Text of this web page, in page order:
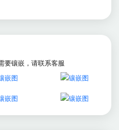
要镶嵌，请联系客服